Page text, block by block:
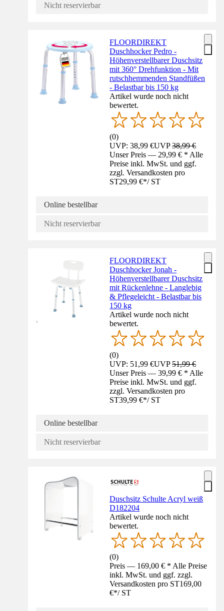
Nicht reservierbar
FLOORDIREKT
Duschhocker Pedro -
Höhenverstellbarer Duschsitz
mit 360° Drehfunktion - Mit
rutschhemmenden Standfüßen
- Belastbar bis 150 kg
Artikel wurde noch nicht
bewertet.
(0)
UVP: 38,99 €UVP38,99 €
Unser Preis — 29,99 € * Alle
Preise inkl. MwSt. und ggf.
zzgl. Versandkosten pro
ST29,99 €*/ ST
Online bestellbar
Nicht reservierbar
FLOORDIREKT
Duschhocker Jonah -
Höhenverstellbarer Duschsitz
mit Rückenlehne - Langlebig
& Pflegeleicht - Belastbar bis
150 kg
Artikel wurde noch nicht
bewertet.
(0)
UVP: 51,99 €UVP51,99 €
Unser Preis — 39,99 € * Alle
Preise inkl. MwSt. und ggf.
zzgl. Versandkosten pro
ST39,99 €*/ ST
Online bestellbar
Nicht reservierbar
Duschsitz Schulte Acryl weiß
D182204
Artikel wurde noch nicht
bewertet.
(0)
Preis — 169,00 € * Alle Preise
inkl. MwSt. und ggf. zzgl.
Versandkosten pro ST169,00
€*/ ST